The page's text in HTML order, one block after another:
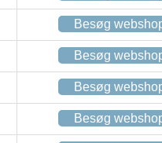
Besøg
Besøg
Besøg
Besøg